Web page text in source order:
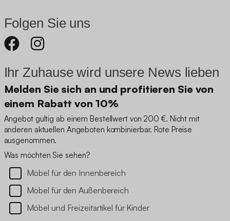
Folgen Sie uns
Ihr Zuhause wird unsere News lieben
Melden Sie sich an und profitieren Sie von
einem Rabatt von 10%
Angebot gültig ab einem Bestellwert von 200 €. Nicht mit
anderen aktuellen Angeboten kombinierbar. Rote Preise
ausgenommen.
Was möchten Sie sehen?
Möbel für den Innenbereich
Möbel für den Außenbereich
Möbel und Freizeitartikel für Kinder